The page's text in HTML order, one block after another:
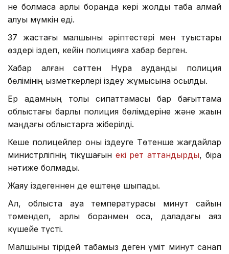
не болмаса қарлы боранда кері жолды таба алмай
қалуы мүмкін еді.
37 жастағы малшыны әріптестері мен туыстары
өздері іздеп, кейін полицияға хабар берген.
Хабар алған сәттен Нұра аудандық полиция
бөлімінің қызметкерлері іздеу жұмысына қосылды.
Ер адамның толық сипаттамасы бар бағыттама
облыстағы барлық полиция бөлімдеріне және жақын
маңдағы облыстарға жіберілді.
Кеше полицейлер оны іздеуге Төтенше жағдайлар
министрлігінің тікұшағын екі рет аттандырды, бірақ
нәтиже болмады.
Жаяу іздегеннен де ештеңе шықпады.
Ал, облыста ауа температурасы минут сайын
төмендеп, қарлы боранмен қоса, даладағы аяз
күшейе түсті.
Малшыны тірідей табамыз деген үміт минут санап